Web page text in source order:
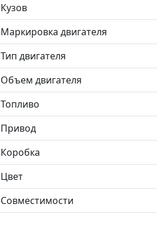
Кузов
Маркировка двигателя
Тип двигателя
Объем двигателя
Топливо
Привод
Коробка
Цвет
Совместимости